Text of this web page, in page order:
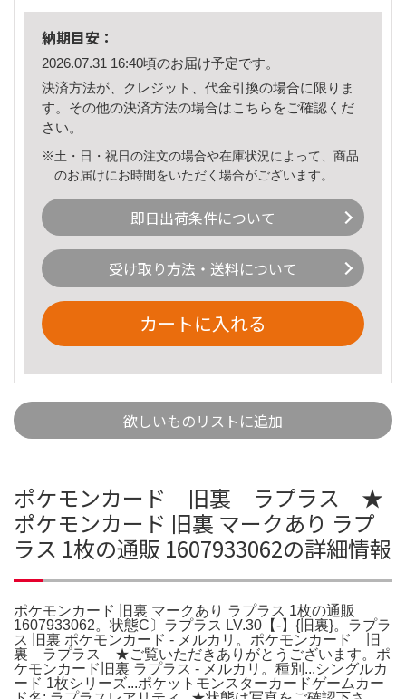
納期目安：
2026.07.31 16:40頃のお届け予定です。
決済方法が、クレジット、代金引換の場合に限りま
す。その他の決済方法の場合はこちら をご確認くだ
さい。
※土・日・祝日の注文の場合や在庫状況によって、商品
のお届けにお時間をいただく場合がございます。
即日出荷条件について
受け取り方法・送料について
カートに入れる
欲しいものリストに追加
ポケモンカード 旧裏 ラプラス ★
ポケモンカード 旧裏 マークあり ラプ
ラス 1枚の通販 1607933062の詳細情報
ポケモンカード 旧裏 マークあり ラプラス 1枚の通販
1607933062。状態C〕ラプラス LV.30【-】{旧裏}。ラプラ
ス 旧裏 ポケモンカード - メルカリ。ポケモンカード 旧
裏 ラプラス ★ご覧いただきありがとうございます。ポ
ケモンカード旧裏 ラプラス - メルカリ。種別...シングルカ
ード 1枚シリーズ...ポケットモンスターカードゲームカー